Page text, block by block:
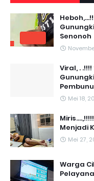
Senonoh
Viral, .
Mei 18,
Menjadi
Mei 27,
Warga